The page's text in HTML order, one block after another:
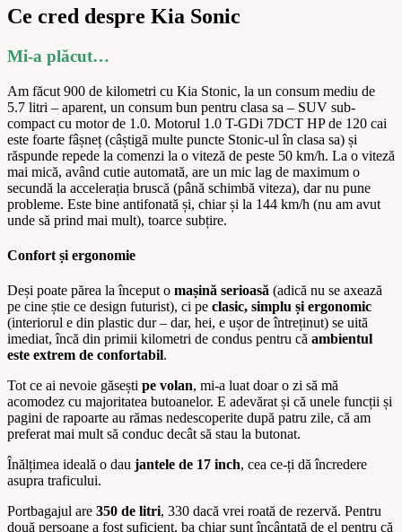
Ce cred despre Kia Sonic
Mi-a plăcut…
Am făcut 900 de kilometri cu Kia Stonic, la un consum mediu de
5.7 litri – aparent, un consum bun pentru clasa sa – SUV sub-
compact cu motor de 1.0. Motorul 1.0 T-GDi 7DCT HP de 120 cai
este foarte fâșneț (câștigă multe puncte Stonic-ul în clasa sa) și
răspunde repede la comenzi la o viteză de peste 50 km/h. La o viteză
mai mică, având cutie automată, are un mic lag de maximum o
secundă la accelerația bruscă (până schimbă viteza), dar nu pune
probleme. Este bine antifonată și, chiar și la 144 km/h (nu am avut
unde să prind mai mult), toarce subțire.
Confort și ergonomie
Deși poate părea la început o mașină serioasă (adică nu se axează
pe cine știe ce design futurist), ci pe clasic, simplu și ergonomic
(interiorul e din plastic dur – dar, hei, e ușor de întreținut) se uită
imediat, încă din primii kilometri de condus pentru că ambientul
este extrem de confortabil.
Tot ce ai nevoie găsești pe volan, mi-a luat doar o zi să mă
acomodez cu majoritatea butoanelor. E adevărat și că unele funcții și
pagini de rapoarte au rămas nedescoperite după patru zile, că am
preferat mai mult să conduc decât să stau la butonat.
Înălțimea ideală o dau jantele de 17 inch, cea ce-ți dă încredere
asupra traficului.
Portbagajul are 350 de litri, 330 dacă vrei roată de rezervă. Pentru
două persoane a fost suficient, ba chiar sunt încântată de el pentru că